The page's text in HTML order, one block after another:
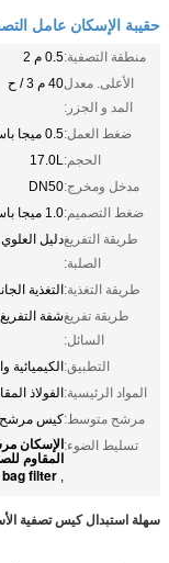
حقيبة الإسكان عامل
منطقة التصفية:0.5 م 2
الأعلى. معدل
المد و الجزر:
40 م 3 / ح
ضغط العمل:0.5 ميجا باسكال
الحجم:17.0L
مدخل ومخرج:DN50
ضغط التصميم:1.0 ميجا باسكال
طريقة التفريغ
الصلبة:
دليل العلوي
طريقة التغذية:التغذية
طريقة تفريغ
السائل:
شفة
التطبيق:الكيميائية
المواد الرئيسية:الفولاذ
مرشح متوسط:كيس مرشح PP
تسليط الضوء:الإسكان
المقاوم
,
filter
سهلة استبدال كيس تصفية